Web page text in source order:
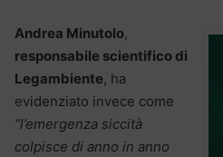
Andrea Minutolo,
responsabile scientifico di
Legambiente, ha
evidenziato invece come
“l’emergenza siccità
colpisce di anno in anno